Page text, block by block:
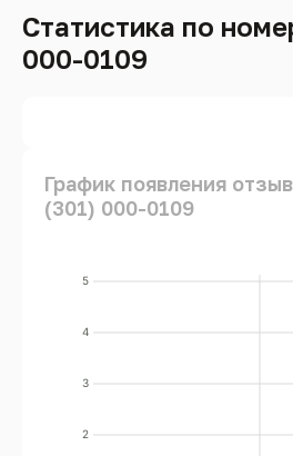
Статистика по
000-0109
График появления
(301) 000-0109
2
3
4
5